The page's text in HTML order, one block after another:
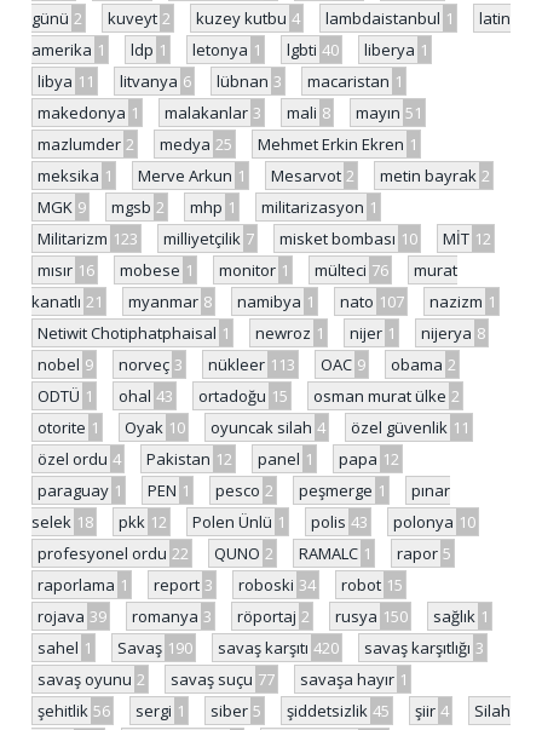
günü 2 kuveyt 2 kuzey kutbu 4 lambdaistanbul 1
latin
amerika 1 ldp 1 letonya 1 lgbti 40 liberya 1
libya 11 litvanya 6 lübnan 3 macaristan 1
makedonya 1 malakanlar 3 mali 8 mayın 51
mazlumder 2 medya 25 Mehmet Erkin Ekren 1
meksika 1 Merve Arkun 1 Mesarvot 2 metin bayrak 2
MGK 9 mgsb 2 mhp 1 militarizasyon 1
Militarizm 123 milliyetçilik 7 misket bombası 10 MİT 12
mısır 16 mobese 1 monitor 1 mülteci 76
murat
kanatlı 21 myanmar 8 namibya 1 nato 107 nazizm 1
Netiwit Chotiphatphaisal 1 newroz 1 nijer 1 nijerya 8
nobel 9 norveç 3 nükleer 113 OAC 9 obama 2
ODTÜ 1 ohal 43 ortadoğu 15 osman murat ülke 2
otorite 1 Oyak 10 oyuncak silah 4 özel güvenlik 11
özel ordu 4 Pakistan 12 panel 1 papa 12
paraguay 1 PEN 1 pesco 2 peşmerge 1
pınar
selek 18 pkk 12 Polen Ünlü 1 polis 43 polonya 10
profesyonel ordu 22 QUNO 2 RAMALC 1 rapor 5
raporlama 1 report 3 roboski 34 robot 15
rojava 39 romanya 3 röportaj 2 rusya 150 sağlık 1
sahel 1 Savaş 190 savaş karşıtı 420 savaş karşıtlığı 3
savaş oyunu 2 savaş suçu 77 savaşa hayır 1
şehitlik 56 sergi 1 siber 5 şiddetsizlik 45 şiir 4
Silah